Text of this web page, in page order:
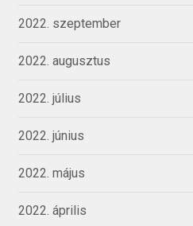
2022. szeptember
2022. augusztus
2022. július
2022. június
2022. május
2022. április